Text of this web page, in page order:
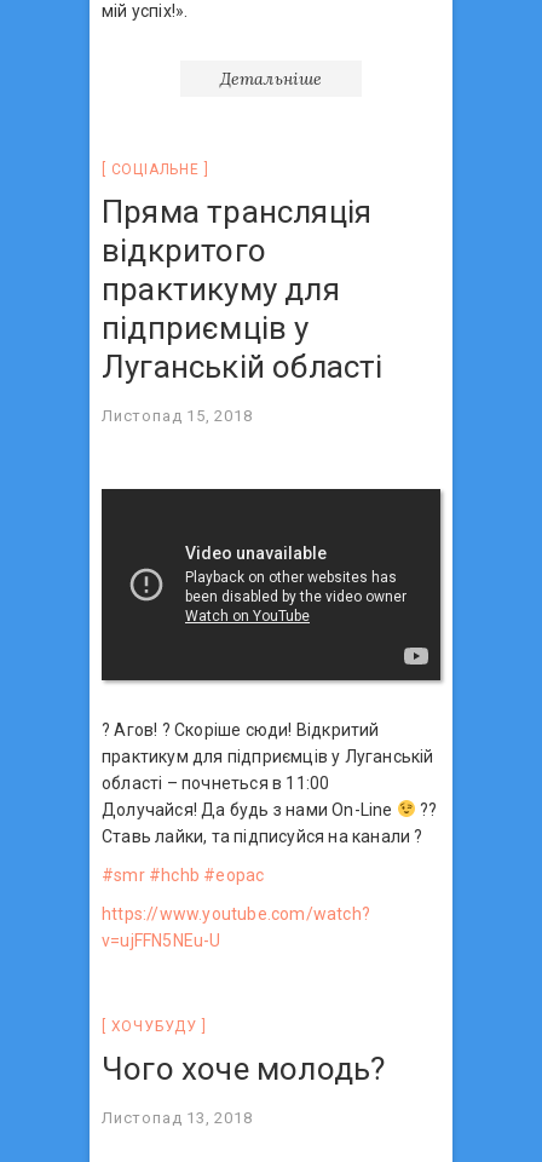
мій успіх!».
Детальніше
СОЦIАЛЬНЕ
Пряма трансляція
відкритого
практикуму для
підприємців у
Луганській області
Листопад 15, 2018
? Агов! ? Скоріше сюди! Відкритий
практикум для підприємців у Луганській
області – почнеться в 11:00
Долучайся! Да будь з нами On-Line
??
Ставь лайки, та підписуйся на канали?
#smr #hchb #eopac
https://www.youtube.com/watch?
v=ujFFN5NEu-U
ХОЧУБУДУ
Чого хоче молодь?
Листопад 13, 2018